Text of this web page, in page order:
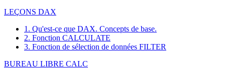
LEÇONS DAX
1. Qu'est-ce que DAX. Concepts de base.
2. Fonction CALCULATE
3. Fonction de sélection de données FILTER
BUREAU LIBRE CALC